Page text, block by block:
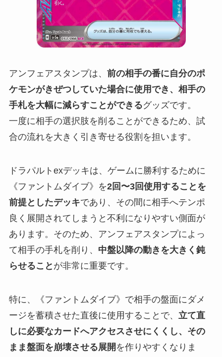
アンフェアスタンプは、 前の相手の番に自分のポ
ケモンがきぜつしていた場合に使用でき、相手の
手札を大幅に減らすことができるグッズです。
一度に相手の選択肢を削ることができるため、試
合の流れを大きく引き寄せる役割を担います。
ドラパルトexデッキは、ゲームに勝利するために
《ファントムダイブ》を2回〜3回使用することを
前提としたデッキであり、その間に相手へテンポ
良く展開されてしまうと不利になりやすい側面が
あります。そのため、アンフェアスタンプによっ
て相手の手札を削り、 中盤以降の動きを大きく鈍
らせること が非常に重要です。
特に、《ファントムダイブ》で相手の盤面にダメ
ージを蓄積させた直後に使用することで、 立て直
しに必要なカードへアクセスさせにくくし、その
まま盤面を崩壊させる展開 を作りやすくなりま